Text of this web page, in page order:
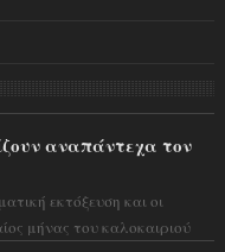
αναπάντεχα τον
εκτόξευση και οι
μήνας του καλοκαιριού